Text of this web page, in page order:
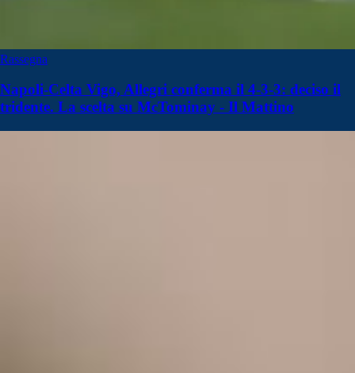
Rassegna
Napoli-Celta Vigo, Allegri conferma il 4-3-3: deciso il
tridente. La scelta su McTominay - Il Mattino